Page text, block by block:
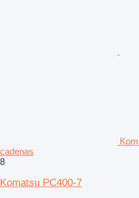
cadenas
8
Komatsu PC400-7